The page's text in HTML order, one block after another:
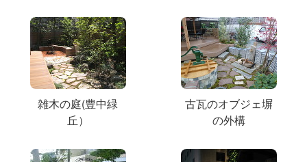
雑木の庭(豊中緑
丘）
古瓦のオブジェ塀
の外構